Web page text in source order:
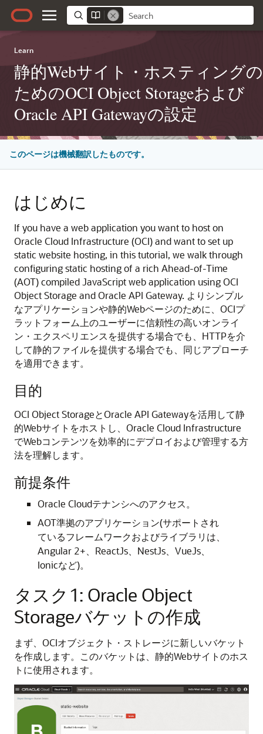
Learn
静的Webサイト・ホスティングの
ためのOCI Object Storageおよび
Oracle API Gatewayの設定
このページは機械翻訳したものです。
はじめに
If you have a web application you want to host on
Oracle Cloud Infrastructure (OCI) and want to set up
static website hosting, in this tutorial, we walk through
configuring static hosting of a rich Ahead-of-Time
(AOT) compiled JavaScript web application using OCI
Object Storage and Oracle API Gateway. よりシンプル
なアプリケーションや静的Webページのために、OCIプ
ラットフォーム上のユーザーに信頼性の高いオンライ
ン・エクスペリエンスを提供する場合でも、HTTPを介
して静的ファイルを提供する場合でも、同じアプローチ
を適用できます。
目的
OCI Object StorageとOracle API Gatewayを活用して静
的Webサイトをホストし、Oracle Cloud Infrastructure
でWebコンテンツを効率的にデプロイおよび管理する方
法を理解します。
前提条件
Oracle Cloudテナンシへのアクセス。
AOT準拠のアプリケーション(サポートされ
ているフレームワークおよびライブラリは、
Angular 2+、ReactJs、NestJs、VueJs、
Ionicなど)。
タスク1: Oracle Object
Storageバケットの作成
まず、OCIオブジェクト・ストレージに新しいバケット
を作成します。このバケットは、静的Webサイトのホス
トに使用されます。